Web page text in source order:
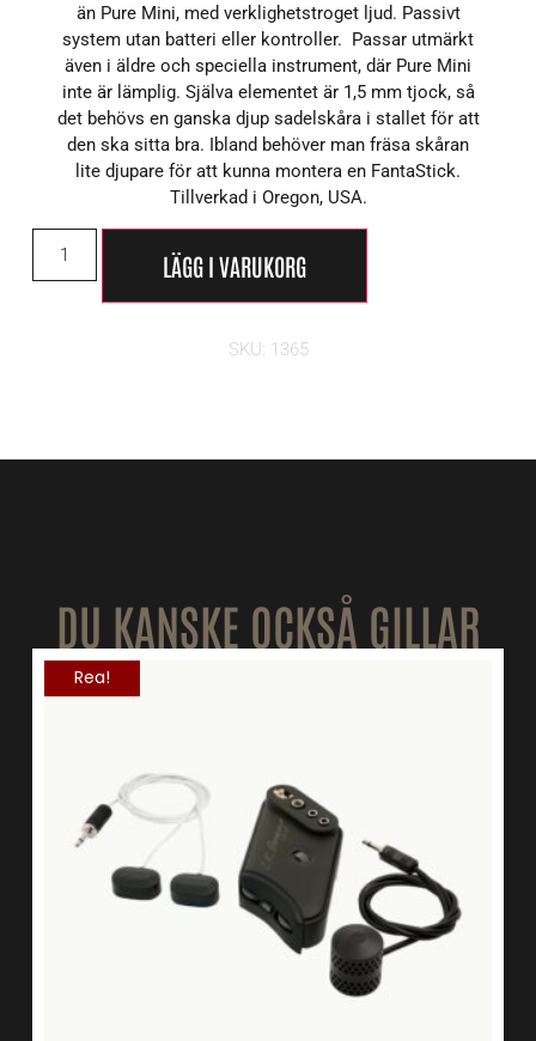
än Pure Mini, med verklighetstroget ljud. Passivt
system utan batteri eller kontroller. Passar utmärkt
även i äldre och speciella instrument, där Pure Mini
inte är lämplig. Själva elementet är 1,5 mm tjock, så
det behövs en ganska djup sadelskåra i stallet för att
den ska sitta bra. Ibland behöver man fräsa skåran
lite djupare för att kunna montera en FantaStick.
Tillverkad i Oregon, USA.
LÄGG I VARUKORG
SKU: 1365
DU KANSKE OCKSÅ GILLAR
Rea!